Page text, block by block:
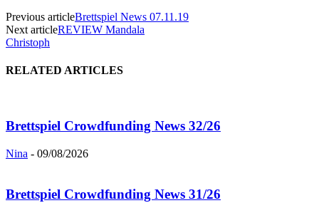
Previous articleBrettspiel News 07.11.19
Next articleREVIEW Mandala
Christoph
RELATED ARTICLES
Brettspiel Crowdfunding News 32/26
Nina - 09/08/2026
Brettspiel Crowdfunding News 31/26